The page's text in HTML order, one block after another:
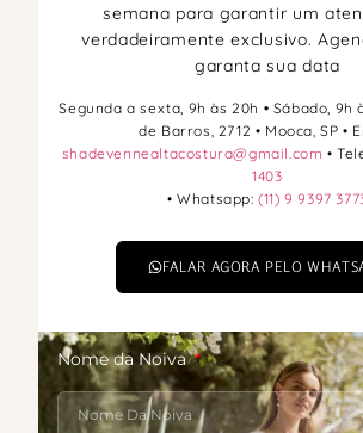
semana para garantir um
verdadeiramente exclusivo.
garanta sua data
Segunda a sexta, 9h às 20h • Sábado, 9h
de Barros, 2712 • Mooca, SP •
shadevennealtacostura@gmail.com •
1403
• Whatsapp:(11) 9 9397
FALAR AGORA PELO
Nome da Noiva